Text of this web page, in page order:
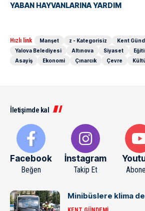
YABAN HAYVANLARINA YARDIM
Hızlı link Manşet z - Kategorisiz Kent
Yalova Belediyesi
Altınova Siyaset
Asayiş
Ekonomi Çınarcık Çevre
İletişimde kal
Facebook
Beğen
İnstagram
Takip Et
Minibüslere klima